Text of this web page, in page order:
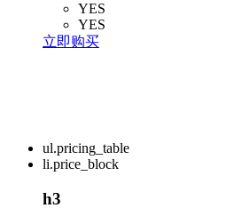
YES
YES
立即购买
ul.pricing_table
li.price_block
h3